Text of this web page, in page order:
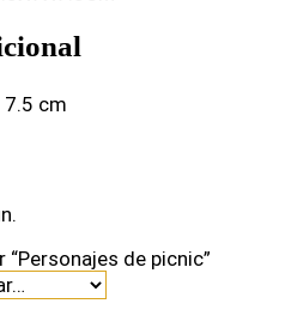
7.5 cm
de picnic”